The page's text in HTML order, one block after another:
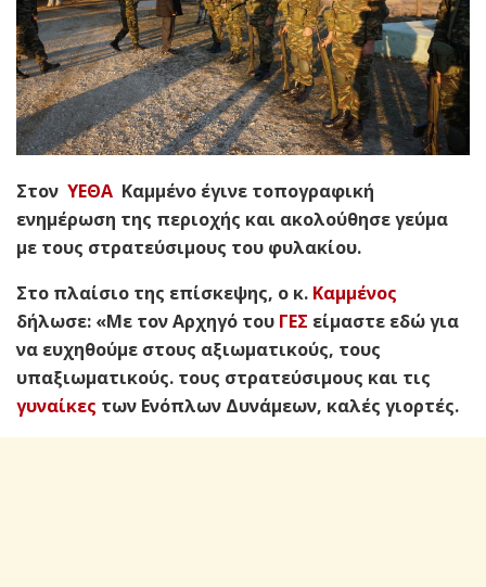
Στον ΥΕΘΑ Καμμένο έγινε τοπογραφική
ενημέρωση της περιοχής και ακολούθησε γεύμα
με τους στρατεύσιμους του φυλακίου.
Στο πλαίσιο της επίσκεψης, ο κ. Καμμένος
δήλωσε: «Με τον Αρχηγό του ΓΕΣ είμαστε εδώ για
να ευχηθούμε στους αξιωματικούς, τους
υπαξιωματικούς. τους στρατεύσιμους και τις
γυναίκες των Ενόπλων Δυνάμεων, καλές γιορτές.